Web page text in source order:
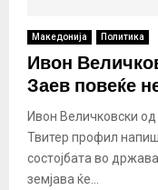
Македонија Политика
Ивон
Заев повеќе
Ивон Величковски од
Твитер профил
состојбата во
земјава ќе...